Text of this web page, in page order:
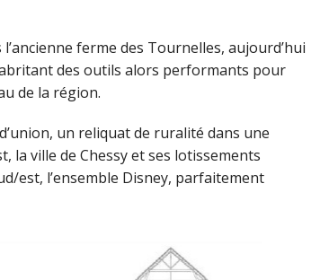
ferme des Tournelles, aujourd’hui
des outils alors performants pour
de la région.
un reliquat de ruralité dans une
la ville de Chessy et ses lotissements
est, l’ensemble Disney, parfaitement